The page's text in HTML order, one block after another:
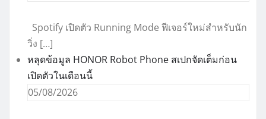
Spotify เปิดตัว Running Mode ฟีเจอร์ใหม่สำหรับนัก
วิ่ง […]
หลุดข้อมูล HONOR Robot Phone สเปกจัดเต็มก่อน
เปิดตัวในเดือนนี้
05/08/2026